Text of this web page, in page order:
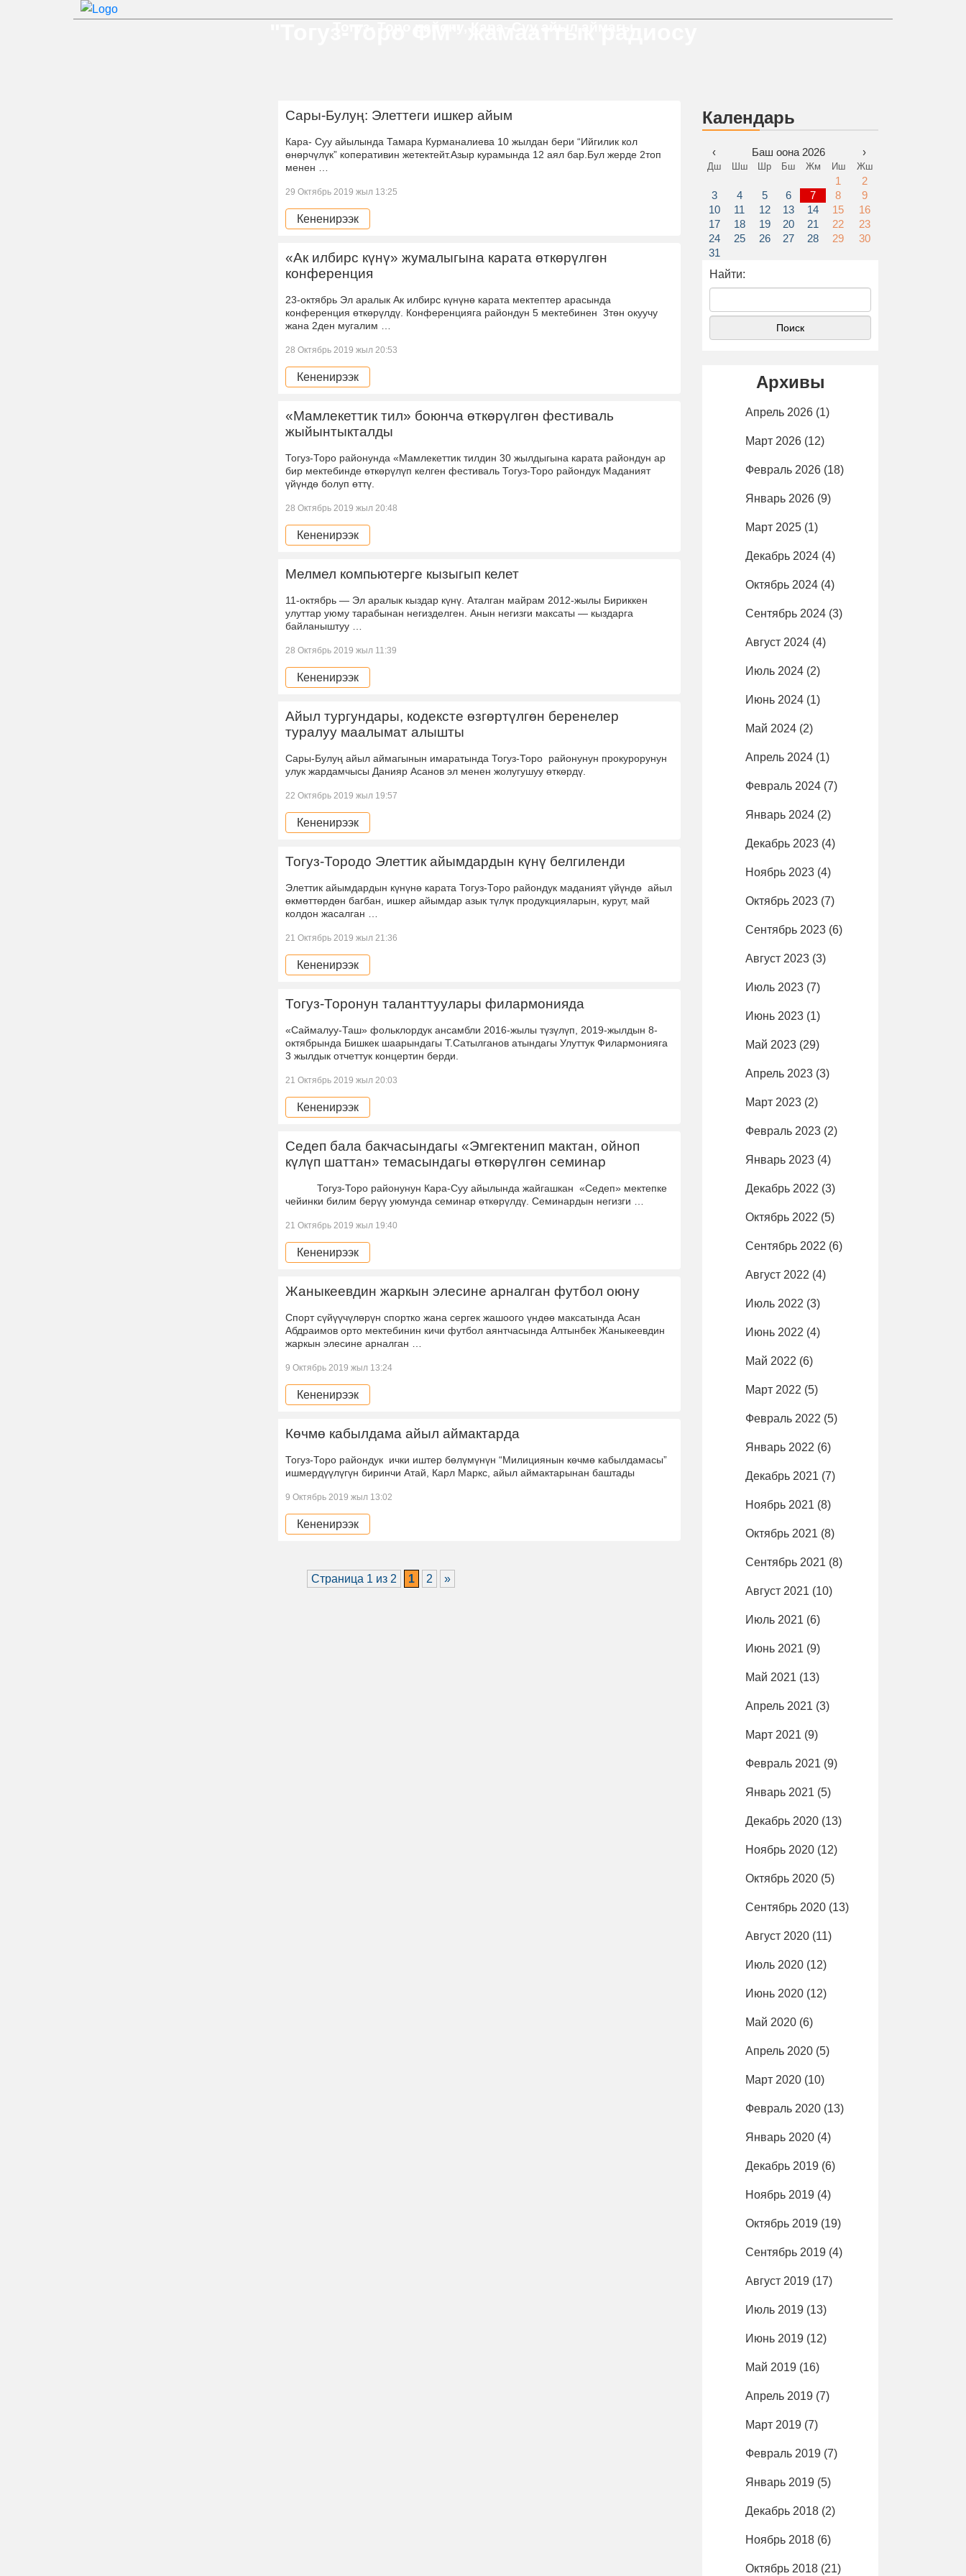
Сары-Булуң: Элеттеги ишкер айым
Кара- Суу айылында Тамара Курманалиева 10 жылдан бери “Ийгилик кол
өнөрчүлүк” коперативин жетектейт.Азыр курамында 12 аял бар.Бул жерде 2топ
менен …
29 Октябрь 2019 жыл 13:25
Кененирээк
«Ак илбирс күнү» жумалыгына карата өткөрүлгөн
конференция
23-октябрь Эл аралык Ак илбирс күнүнө карата мектептер арасында
конференция өткөрүлдү. Конференцияга райондун 5 мектебинен 3төн окуучу
жана 2ден мугалим …
28 Октябрь 2019 жыл 20:53
Кененирээк
«Мамлекеттик тил» боюнча өткөрүлгөн фестиваль
жыйынтыкталды
Тогуз-Торо районунда «Мамлекеттик тилдин 30 жылдыгына карата райондун ар
бир мектебинде өткөрүлүп келген фестиваль Тогуз-Торо райондук Маданият
үйүндө болуп өттү.
28 Октябрь 2019 жыл 20:48
Кененирээк
Мелмел компьютерге кызыгып келет
11-октябрь — Эл аралык кыздар күнү. Аталган майрам 2012-жылы Бириккен
улуттар уюму тарабынан негизделген. Анын негизги максаты — кыздарга
байланыштуу …
28 Октябрь 2019 жыл 11:39
Кененирээк
Айыл тургундары, кодексте өзгөртүлгөн беренелер
туралуу маалымат алышты
Сары-Булуң айыл аймагынын имаратында Тогуз-Торо районунун прокурорунун
улук жардамчысы Данияр Асанов эл менен жолугушуу өткөрдү.
22 Октябрь 2019 жыл 19:57
Кененирээк
Тогуз-Тородо Элеттик айымдардын күнү белгиленди
Элеттик айымдардын күнүнө карата Тогуз-Торо райондук маданият үйүндө айыл
өкмөттөрдөн багбан, ишкер айымдар азык түлүк продукцияларын, курут, май
колдон жасалган …
21 Октябрь 2019 жыл 21:36
Кененирээк
Тогуз-Торонун таланттуулары филармонияда
«Саймалуу-Таш» фольклордук ансамбли 2016-жылы түзүлүп, 2019-жылдын 8-
октябрында Бишкек шаарындагы Т.Сатылганов атындагы Улуттук Филармонияга
3 жылдык отчеттук концертин берди.
21 Октябрь 2019 жыл 20:03
Кененирээк
Седеп бала бакчасындагы «Эмгектенип мактан, ойноп
күлүп шаттан» темасындагы өткөрүлгөн семинар
Тогуз-Торо районунун Кара-Суу айылында жайгашкан «Седеп» мектепке
чейинки билим берүү уюмунда семинар өткөрүлдү. Семинардын негизги …
21 Октябрь 2019 жыл 19:40
Кененирээк
Жаныкеевдин жаркын элесине арналган футбол оюну
Спорт сүйүүчүлөрүн спортко жана сергек жашоого үндөө максатында Асан
Абдраимов орто мектебинин кичи футбол аянтчасында Алтынбек Жаныкеевдин
жаркын элесине арналган …
9 Октябрь 2019 жыл 13:24
Кененирээк
Көчмө кабылдама айыл аймактарда
Тогуз-Торо райондук ички иштер бөлүмүнүн “Милициянын көчмө кабылдамасы”
ишмердүүлүгүн биринчи Атай, Карл Маркс, айыл аймактарынан баштады
9 Октябрь 2019 жыл 13:02
Кененирээк
Страница 1 из 2 1 2 »
Календарь
‹ Баш оона 2026 ›
Дш Шш Шр Бш Жм Иш Жш
1
2
3
4 5 6 7 8
9
10
11 12 13 14 15
16
17
18 19 20 21 22
23
24
25 26 27 28 29
30
31
Найти:
Архивы
Апрель 2026 (1)
Март 2026 (12)
Февраль 2026 (18)
Январь 2026 (9)
Март 2025 (1)
Декабрь 2024 (4)
Октябрь 2024 (4)
Сентябрь 2024 (3)
Август 2024 (4)
Июль 2024 (2)
Июнь 2024 (1)
Май 2024 (2)
Апрель 2024 (1)
Февраль 2024 (7)
Январь 2024 (2)
Декабрь 2023 (4)
Ноябрь 2023 (4)
Октябрь 2023 (7)
Сентябрь 2023 (6)
Август 2023 (3)
Июль 2023 (7)
Июнь 2023 (1)
Май 2023 (29)
Апрель 2023 (3)
Март 2023 (2)
Февраль 2023 (2)
Январь 2023 (4)
Декабрь 2022 (3)
Октябрь 2022 (5)
Сентябрь 2022 (6)
Август 2022 (4)
Июль 2022 (3)
Июнь 2022 (4)
Май 2022 (6)
Март 2022 (5)
Февраль 2022 (5)
Январь 2022 (6)
Декабрь 2021 (7)
Ноябрь 2021 (8)
Октябрь 2021 (8)
Сентябрь 2021 (8)
Август 2021 (10)
Июль 2021 (6)
Июнь 2021 (9)
Май 2021 (13)
Апрель 2021 (3)
Март 2021 (9)
Февраль 2021 (9)
Январь 2021 (5)
Декабрь 2020 (13)
Ноябрь 2020 (12)
Октябрь 2020 (5)
Сентябрь 2020 (13)
Август 2020 (11)
Июль 2020 (12)
Июнь 2020 (12)
Май 2020 (6)
Апрель 2020 (5)
Март 2020 (10)
Февраль 2020 (13)
Январь 2020 (4)
Декабрь 2019 (6)
Ноябрь 2019 (4)
Октябрь 2019 (19)
Сентябрь 2019 (4)
Август 2019 (17)
Июль 2019 (13)
Июнь 2019 (12)
Май 2019 (16)
Апрель 2019 (7)
Март 2019 (7)
Февраль 2019 (7)
Январь 2019 (5)
Декабрь 2018 (2)
Ноябрь 2018 (6)
Октябрь 2018 (21)